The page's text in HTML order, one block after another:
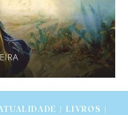
| LIVROS |